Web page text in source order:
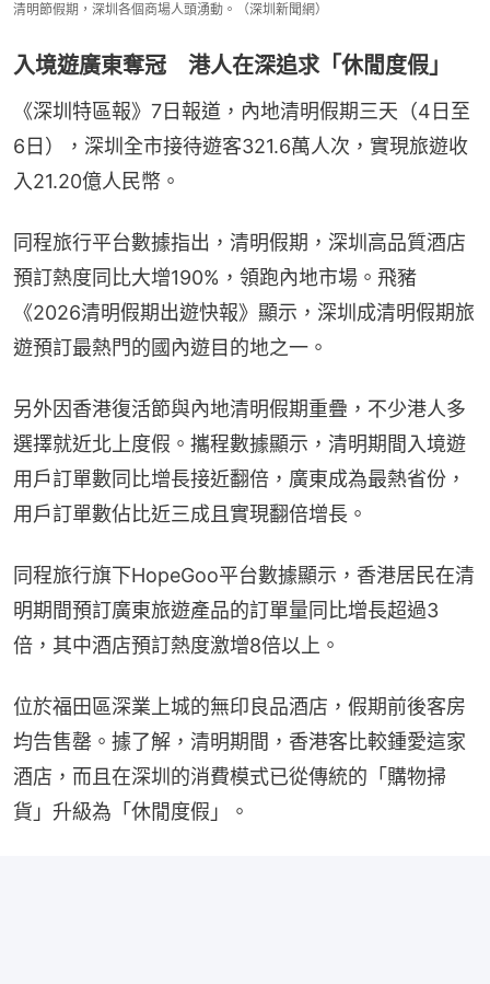
清明節假期，深圳各個商場人頭湧動。（深圳新聞網）
入境遊廣東奪冠 港人在深追求「休閒度假」
《深圳特區報》7日報道，內地清明假期三天（4日至
6日），深圳全市接待遊客321.6萬人次，實現旅遊收
入21.20億人民幣。
同程旅行平台數據指出，清明假期，深圳高品質酒店
預訂熱度同比大增190%，領跑內地市場。飛豬
《2026清明假期出遊快報》顯示，深圳成清明假期旅
遊預訂最熱門的國內遊目的地之一。
另外因香港復活節與內地清明假期重疊，不少港人多
選擇就近北上度假。攜程數據顯示，清明期間入境遊
用戶訂單數同比增長接近翻倍，廣東成為最熱省份，
用戶訂單數佔比近三成且實現翻倍增長。
同程旅行旗下HopeGoo平台數據顯示，香港居民在清
明期間預訂廣東旅遊產品的訂單量同比增長超過3
倍，其中酒店預訂熱度激增8倍以上。
位於福田區深業上城的無印良品酒店，假期前後客房
均告售罄。據了解，清明期間，香港客比較鍾愛這家
酒店，而且在深圳的消費模式已從傳統的「購物掃
貨」升級為「休閒度假」。